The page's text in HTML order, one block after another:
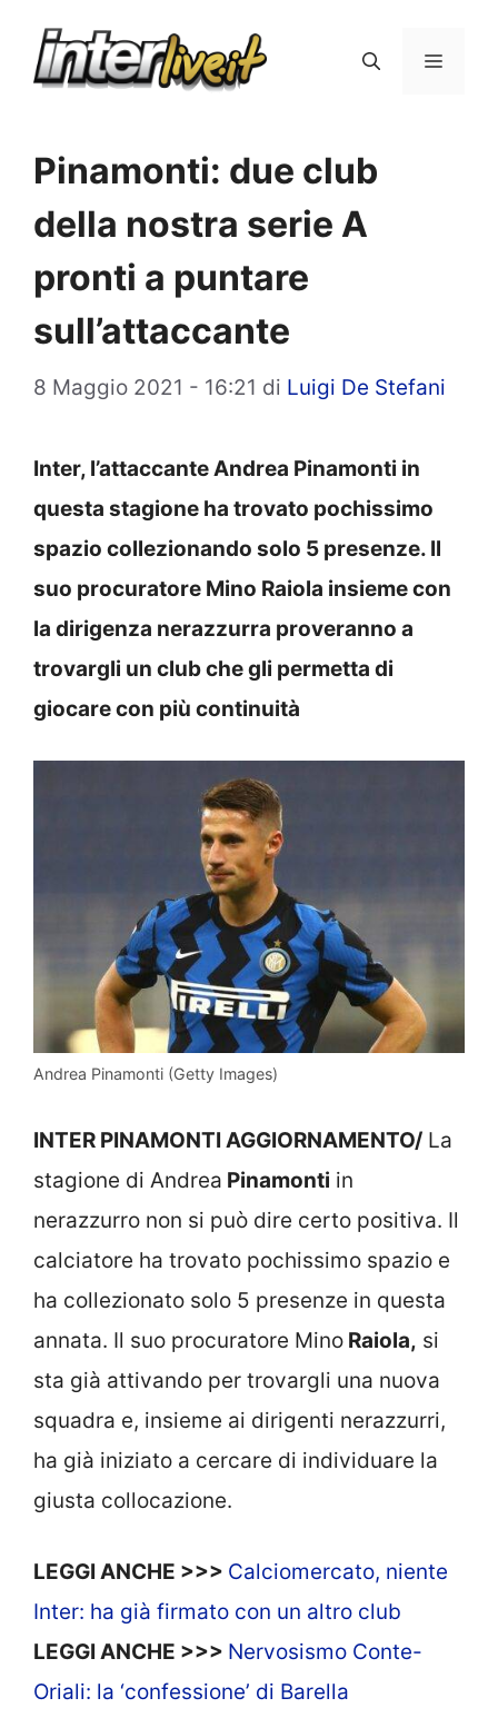
Menu
Pinamonti: due club
della nostra serie A
pronti a puntare
sull’attaccante
8 Maggio 2021 - 16:21 di Luigi De Stefani
Inter, l’attaccante Andrea Pinamonti in
questa stagione ha trovato pochissimo
spazio collezionando solo 5 presenze. Il
suo procuratore Mino Raiola insieme con
la dirigenza nerazzurra proveranno a
trovargli un club che gli permetta di
giocare con più continuità
Andrea Pinamonti (Getty Images)
INTER PINAMONTI AGGIORNAMENTO/ La
stagione di Andrea Pinamonti in
nerazzurro non si può dire certo positiva. Il
calciatore ha trovato pochissimo spazio e
ha collezionato solo 5 presenze in questa
annata. Il suo procuratore Mino Raiola, si
sta già attivando per trovargli una nuova
squadra e, insieme ai dirigenti nerazzurri,
ha già iniziato a cercare di individuare la
giusta collocazione.
LEGGI ANCHE >>> Calciomercato, niente
Inter: ha già firmato con un altro club
LEGGI ANCHE >>> Nervosismo Conte-
Oriali: la ‘confessione’ di Barella